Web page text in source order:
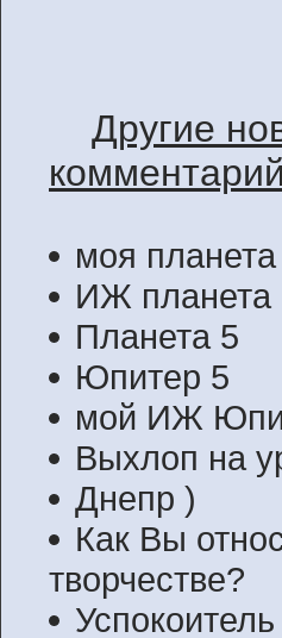
Другие
моя
ИЖ планета
Планета 5
Юпитер 5
мой ИЖ
Выхлоп на
Днепр )
Как Вы
творчестве?